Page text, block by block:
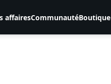
affairesCommunautéBoutique